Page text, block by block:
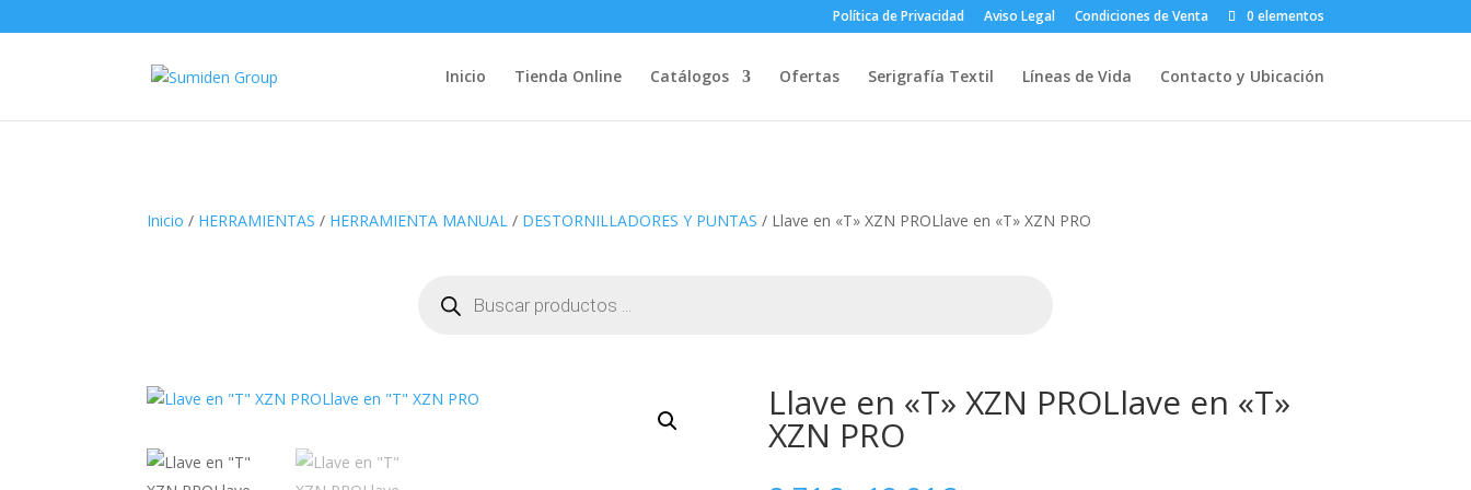
Política de Privacidad Aviso Legal Condiciones de Venta 0 elementos
Inicio Tienda Online Catálogos Ofertas Serigrafía Textil Líneas de Vida Contacto y Ubicación
Inicio / HERRAMIENTAS / HERRAMIENTA MANUAL / DESTORNILLADORES Y PUNTAS / Llave en «T» XZN PROLlave en «T» XZN PRO
productos
Llave en «T» XZN PROLlave en «T»
XZN PRO